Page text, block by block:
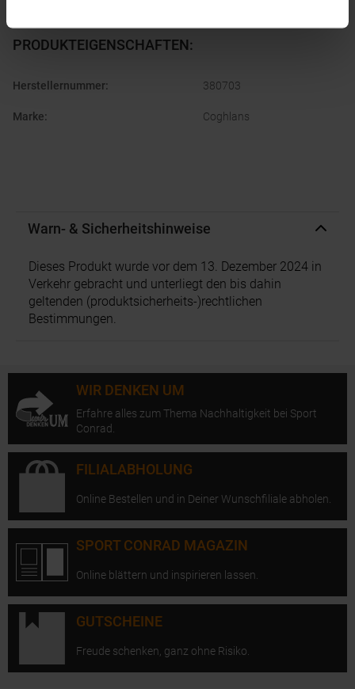
PRODUKTEIGENSCHAFTEN:
Herstellernummer: 380703
Marke: Coghlans
Warn- & Sicherheitshinweise
Dieses Produkt wurde vor dem 13. Dezember 2024 in
Verkehr gebracht und unterliegt den bis dahin
geltenden (produktsicherheits-)rechtlichen
Bestimmungen.
WIR DENKEN UM
Erfahre alles zum Thema Nachhaltigkeit bei Sport
Conrad.
FILIALABHOLUNG
Online Bestellen und in Deiner Wunschfiliale abholen.
SPORT CONRAD MAGAZIN
Online blättern und inspirieren lassen.
GUTSCHEINE
Freude schenken, ganz ohne Risiko.